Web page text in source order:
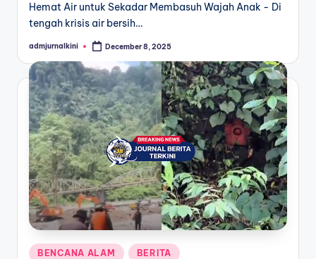
Hemat Air untuk Sekadar Membasuh Wajah Anak - Di
tengah krisis air bersih…
Posted
admjurnalkini December 8, 2025
Posted
BENCANA ALAM BERITA